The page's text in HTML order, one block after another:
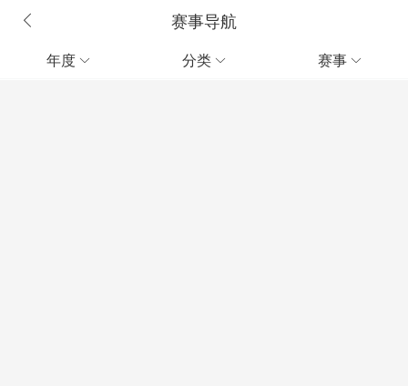
赛事导航
年度  分类  赛事 